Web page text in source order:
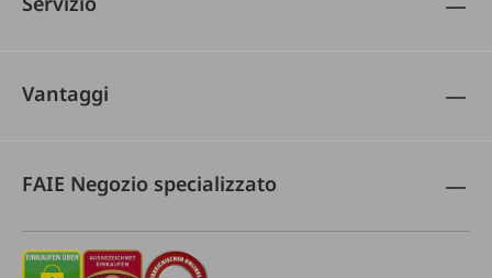
Vantaggi
FAIE Negozio specializzato